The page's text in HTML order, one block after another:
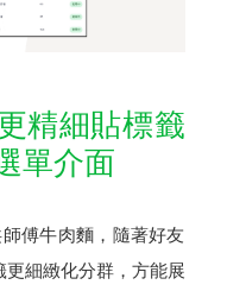
精細貼標籤
單介面
傅牛肉麵，隨著好友
細緻化分群，方能展